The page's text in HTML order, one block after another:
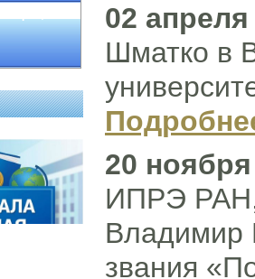
02 апреля
Шматко в
20 ноября
ИПРЭ РАН,
Владимир
звания